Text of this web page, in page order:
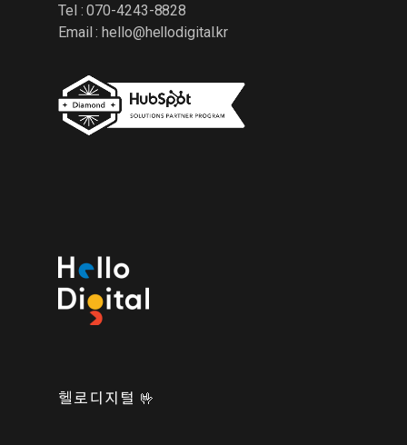
Tel : 070-4243-8828
Email :hello@hellodigital.kr
헬로디지털 🤟